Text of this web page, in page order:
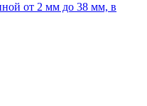
от 2 мм до 38 мм, в